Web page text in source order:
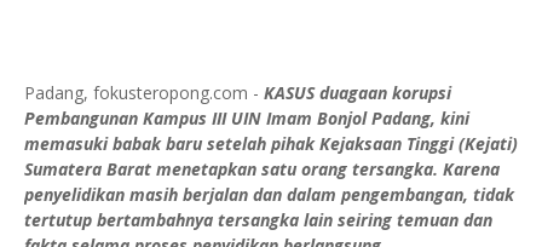
Padang, fokusteropong.com - KASUS duagaan korupsi
Pembangunan Kampus III UIN Imam Bonjol Padang, kini
memasuki babak baru setelah pihak Kejaksaan Tinggi (Kejati)
Sumatera Barat menetapkan satu orang tersangka. Karena
penyelidikan masih berjalan dan dalam pengembangan, tidak
tertutup bertambahnya tersangka lain seiring temuan dan